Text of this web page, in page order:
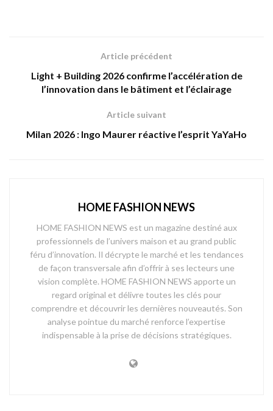
Article précédent
Light + Building 2026 confirme l’accélération de
l’innovation dans le bâtiment et l’éclairage
Article suivant
Milan 2026 : Ingo Maurer réactive l’esprit YaYaHo
HOME FASHION NEWS
HOME FASHION NEWS est un magazine destiné aux
professionnels de l’univers maison et au grand public
féru d’innovation. Il décrypte le marché et les tendances
de façon transversale afin d’offrir à ses lecteurs une
vision complète. HOME FASHION NEWS apporte un
regard original et délivre toutes les clés pour
comprendre et découvrir les dernières nouveautés. Son
analyse pointue du marché renforce l’expertise
indispensable à la prise de décisions stratégiques.